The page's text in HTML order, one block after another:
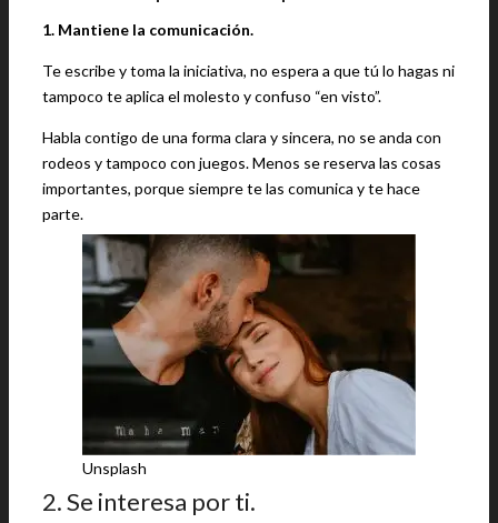
1. Mantiene la comunicación.
Te escribe y toma la iniciativa, no espera a que tú lo hagas ni
tampoco te aplica el molesto y confuso “en visto”.
Habla contigo de una forma clara y sincera, no se anda con
rodeos y tampoco con juegos. Menos se reserva las cosas
importantes, porque siempre te las comunica y te hace
parte.
Unsplash
2. Se interesa por ti.